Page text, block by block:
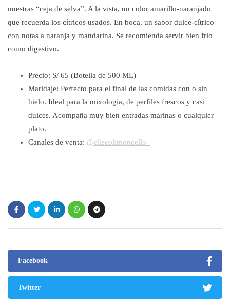
nuestras “ceja de selva”. A la vista, un color amarillo-naranjado
que recuerda los cítricos usados. En boca, un sabor dulce-cítrico
con notas a naranja y mandarina. Se recomienda servir bien frio
como digestivo.
Precio: S/ 65 (Botella de 500 ML)
Maridaje: Perfecto para el final de las comidas con o sin
hielo. Ideal para la mixología, de perfiles frescos y casi
dulces. Acompaña muy bien entradas marinas o cualquier
plato.
Canales de venta: @eliseolimoncello_
Facebook
Twitter